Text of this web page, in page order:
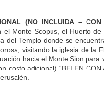
(NO INCLUIDA –
Monte Scopus, el Huerto
del Templo donde se
visitando la iglesia de la
hacia el Monte Sion
costo adicional) “BELEN